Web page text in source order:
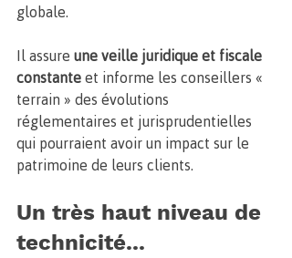
globale.
Il assure une veille juridique et fiscale
constante et informe les conseillers «
terrain » des évolutions
réglementaires et jurisprudentielles
qui pourraient avoir un impact sur le
patrimoine de leurs clients.
Un très haut niveau de
technicité...